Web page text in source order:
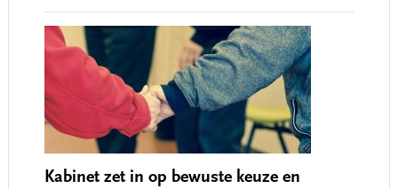
Kabinet zet in op bewuste keuze en